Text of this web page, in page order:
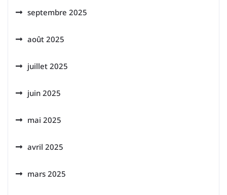
septembre 2025
août 2025
juillet 2025
juin 2025
mai 2025
avril 2025
mars 2025